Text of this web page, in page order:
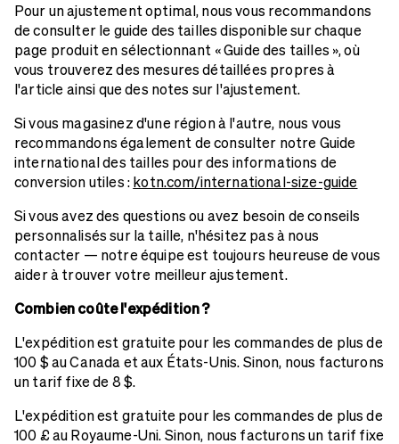
Pour un ajustement optimal, nous vous recommandons
de consulter le guide des tailles disponible sur chaque
page produit en sélectionnant « Guide des tailles », où
vous trouverez des mesures détaillées propres à
l'article ainsi que des notes sur l'ajustement.
Si vous magasinez d'une région à l'autre, nous vous
recommandons également de consulter notre Guide
international des tailles pour des informations de
conversion utiles : kotn.com/international-size-guide
Si vous avez des questions ou avez besoin de conseils
personnalisés sur la taille, n'hésitez pas à nous
contacter — notre équipe est toujours heureuse de vous
aider à trouver votre meilleur ajustement.
Combien coûte l'expédition ?
L'expédition est gratuite pour les commandes de plus de
100 $ au Canada et aux États-Unis. Sinon, nous facturons
un tarif fixe de 8 $.
L'expédition est gratuite pour les commandes de plus de
100 £ au Royaume-Uni. Sinon, nous facturons un tarif fixe